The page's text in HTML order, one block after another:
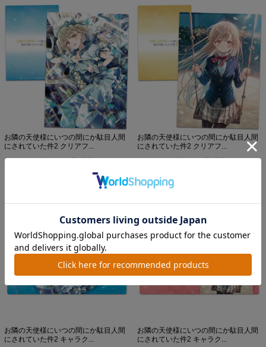
お隣の天使様にいつの間にか駄目人間
にされていた件2 クリアフ...
お隣の天使様にいつの間にか駄目人間
にされていた件2 クリアフ...
お隣の天使様にいつの間にか駄目人間
にされていた件2 キャラク...
お隣の天使様にいつの間にか駄目人間
にされていた件2 キャラク...